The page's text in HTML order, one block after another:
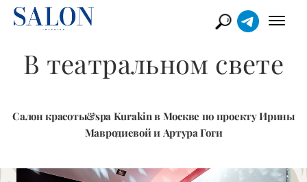
В театральном свете
Салон красоты&spa Kurakin в Москве по проекту Ирины
Мавродиевой и Артура Гоги